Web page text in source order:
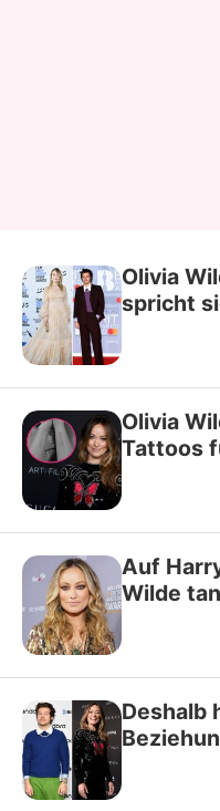
Olivia
spricht
Olivia
Tattoos
Auf
Wilde
Deshalb